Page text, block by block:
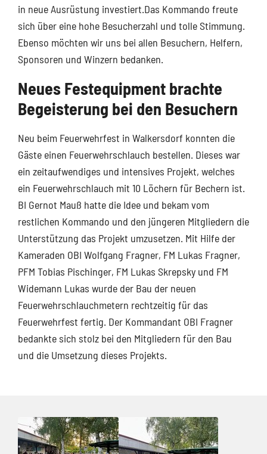
in neue Ausrüstung investiert.Das Kommando freute
sich über eine hohe Besucherzahl und tolle Stimmung.
Ebenso möchten wir uns bei allen Besuchern, Helfern,
Sponsoren und Winzern bedanken.
Neues Festequipment brachte
Begeisterung bei den Besuchern
Neu beim Feuerwehrfest in Walkersdorf konnten die
Gäste einen Feuerwehrschlauch bestellen. Dieses war
ein zeitaufwendiges und intensives Projekt, welches
ein Feuerwehrschlauch mit 10 Löchern für Bechern ist.
BI Gernot Mauß hatte die Idee und bekam vom
restlichen Kommando und den jüngeren Mitgliedern die
Unterstützung das Projekt umzusetzen. Mit Hilfe der
Kameraden OBI Wolfgang Fragner, FM Lukas Fragner,
PFM Tobias Pischinger, FM Lukas Skrepsky und FM
Widemann Lukas wurde der Bau der neuen
Feuerwehrschlauchmetern rechtzeitig für das
Feuerwehrfest fertig. Der Kommandant OBI Fragner
bedankte sich stolz bei den Mitgliedern für den Bau
und die Umsetzung dieses Projekts.